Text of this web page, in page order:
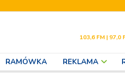
103,6 FM | 97,0
RAMÓWKA REKLAMA